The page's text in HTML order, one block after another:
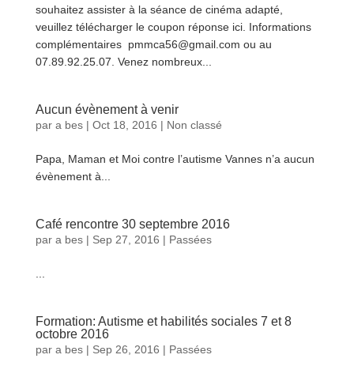
souhaitez assister à la séance de cinéma adapté,
veuillez télécharger le coupon réponse ici. Informations
complémentaires pmmca56@gmail.com ou au
07.89.92.25.07. Venez nombreux...
Aucun évènement à venir
par a bes| Oct 18, 2016 | Non classé
Papa, Maman et Moi contre l’autisme Vannes n’a aucun
évènement à...
Café rencontre 30 septembre 2016
par a bes| Sep 27, 2016 | Passées
Formation: Autisme et habilités sociales 7 et 8
octobre 2016
par a bes| Sep 26, 2016 | Passées